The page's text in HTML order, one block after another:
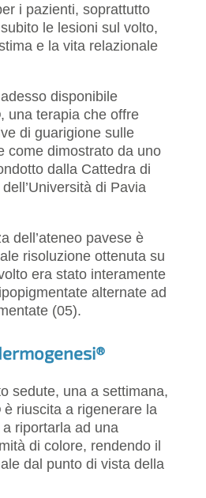
i pazienti, soprattutto
le lesioni sul volto,
e la vita relazionale
disponibile
una terapia che offre
di guarigione sulle
come dimostrato da uno
dalla Cattedra di
di Pavia
dell’ateneo pavese è
risoluzione ottenuta su
era stato interamente
alternate ad
(05).
sedute, una a settimana,
riuscita a rigenerare la
riportarla ad una
di colore, rendendo il
dal punto di vista della